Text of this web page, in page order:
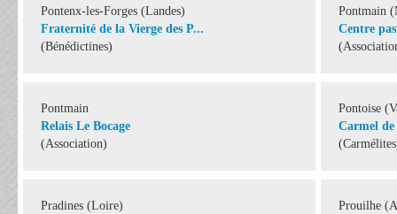
Pontenx-les-Forges (Landes)
Fraternité de la Vierge des P...
(Bénédictines)
Pontmain
Centre
Pontmain
Relais Le Bocage
(Association)
Pontoise
Carmel de
Pradines (Loire)
Prouilhe